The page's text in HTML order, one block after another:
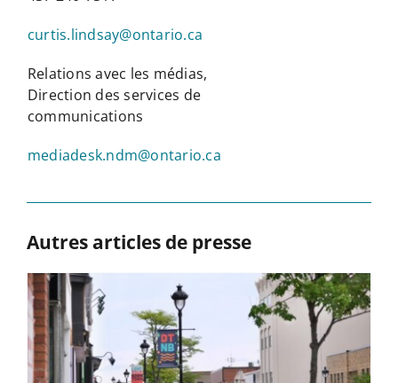
curtis.lindsay@ontario.ca
Relations avec les médias,
Direction des services de
communications
mediadesk.ndm@ontario.ca
Autres articles de presse